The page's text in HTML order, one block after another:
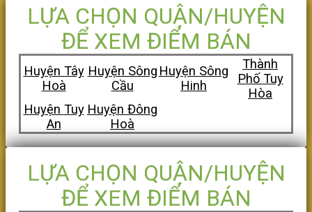
LỰA CHỌN QUẬN/HUYỆN
ĐỂ XEM ĐIỂM BÁN
Huyện Tây
Hoà
Huyện Sông
Cầu
Huyện Sông
Hinh
Thành
Phố Tuy
Hòa
Huyện Tuy
An
Huyện Đông
Hoà
LỰA CHỌN QUẬN/HUYỆN
ĐỂ XEM ĐIỂM BÁN